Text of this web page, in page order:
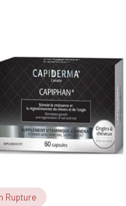
Rupture